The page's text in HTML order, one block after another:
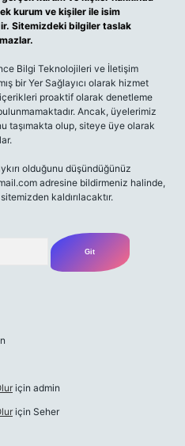
kurum ve kişiler ile isim
Sitemizdeki bilgiler taslak
Bilgi Teknolojileri ve İletişim
bir Yer Sağlayıcı olarak hizmet
proaktif olarak denetleme
Ancak, üyelerimiz
taşımakta olup, siteye üye olarak
olduğunu düşündüğünüz
adresine bildirmeniz halinde,
kaldırılacaktır.
için admin
için Seher